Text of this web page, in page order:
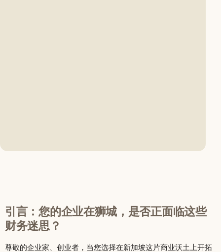
引言：您的企业在狮城，是否正面临这些
财务迷思？
尊敬的企业家、创业者，当您选择在新加坡这片商业沃土上开拓